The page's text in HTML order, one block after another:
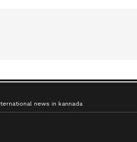
news in kannada